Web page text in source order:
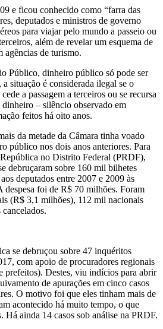
e ficou conhecido como “farra das
deputados e ministros de governo
para viajar pelo mundo a passeio ou
além de revelar um esquema de
agências de turismo.
Público, dinheiro público só pode ser
situação é considerada ilegal se o
a passagem a terceiros ou se recursa
– silêncio observado em
feitos há oito anos.
da metade da Câmara tinha voado
público nos dois anos anteriores. Para
no Distrito Federal (PRDF),
debruçaram sobre 160 mil bilhetes
deputados entre 2007 e 2009 às
foi de R$ 70 milhões. Foram
(R$ 3,1 milhões), 112 mil nacionais
se debruçou sobre 47 inquéritos
com apoio de procuradores regionais
prefeitos). Destes, viu indícios para abrir
de apurações em cinco casos
O motivo foi que eles tinham mais de
acontecido há muito tempo, o que
Há ainda 14 casos sob análise na PRDF.